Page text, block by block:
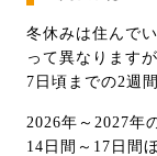
冬休みは住んで
って異なります
7日頃までの2週
2026年～2027年
14日間～17日間